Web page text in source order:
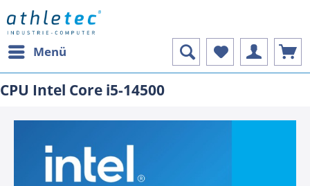
Menü
CPU Intel Core i5-14500